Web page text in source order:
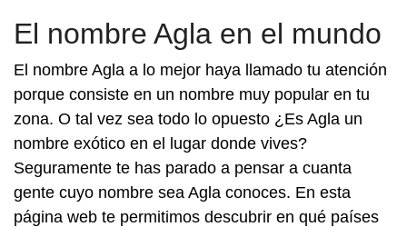
El nombre Agla en el mundo
El nombre Agla a lo mejor haya llamado tu atención
porque consiste en un nombre muy popular en tu
zona. O tal vez sea todo lo opuesto ¿Es Agla un
nombre exótico en el lugar donde vives?
Seguramente te has parado a pensar a cuanta
gente cuyo nombre sea Agla conoces. En esta
página web te permitimos descubrir en qué países